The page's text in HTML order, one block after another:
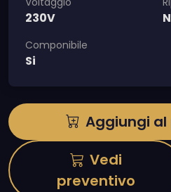
230V
Componibile
Si
Aggiungi
Vedi
preventivo